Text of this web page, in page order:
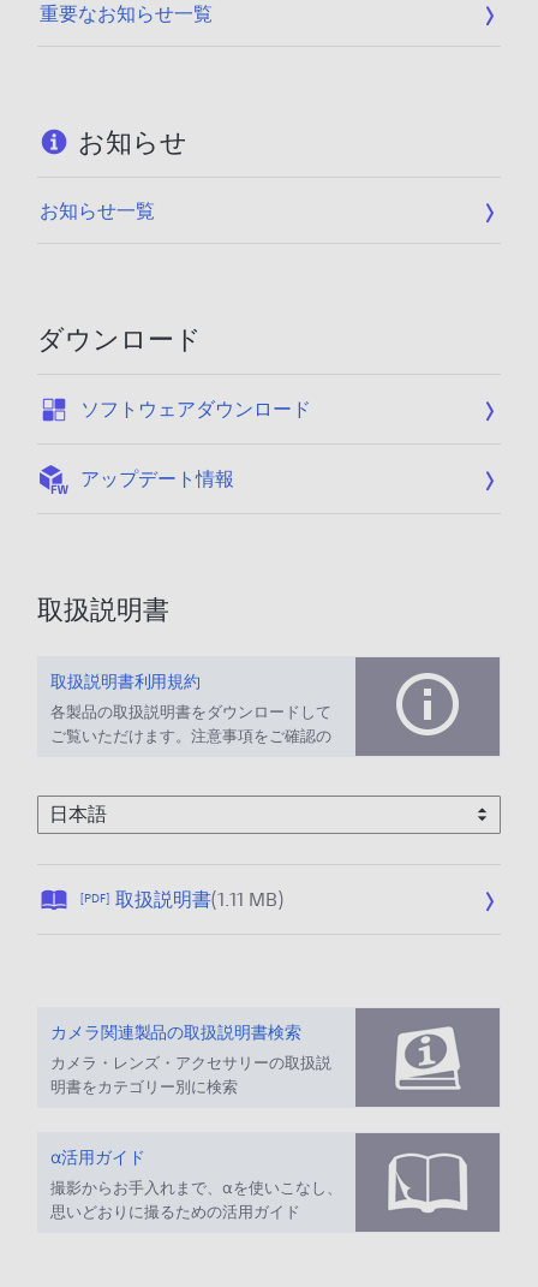
重要なお知らせ一覧
お知らせ
お知らせ一覧
ダウンロード
ソフトウェアダウンロード
アップデート情報
取扱説明書
取扱説明書利用規約
各製品の取扱説明書をダウンロードして
ご覧いただけます。注意事項をご確認の
[PDF] 取扱説明書(1.11 MB)公
0
2
/
1
カメラ関連製品の取扱説明書検索
カメラ・レンズ・アクセサリーの取扱説
明書をカテゴリー別に検索
α活用ガイド
撮影からお手入れまで、αを使いこなし、
思いどおりに撮るための活用ガイド